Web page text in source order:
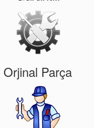
Orjinal Parça